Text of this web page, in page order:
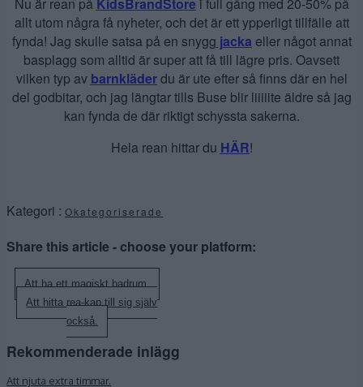
allt utom några få nyheter, och det är ett ypperligt tillfälle att
fynda! Jag skulle satsa på en snygg jacka eller något annat
basplagg som alltid är super att få till lägre pris. Oavsett
vilken typ av barnkläderdu är ute efter så finns där en hel
del godbitar, och jag längtar tills Buse blir liiiiite äldre så jag
kan fynda de där riktigt schyssta sakerna.
Hela rean hittar du HÄR!
Kategori : Okategoriserade
Share this article - choose your platform:
Inläggsnavigering
Att ha ett magiskt badrum.
Att hitta rea-kap till sig själv
också.
Rekommenderade inlägg
Att njuta extra timmar.